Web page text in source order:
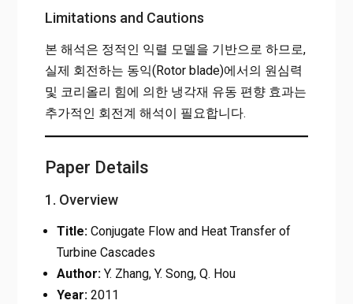
Limitations and Cautions
본 해석은 정적인 익렬 모델을 기반으로 하므로,
실제 회전하는 동익(Rotor blade)에서의 원심력
및 코리올리 힘에 의한 냉각재 유동 편향 효과는
추가적인 회전계 해석이 필요합니다.
Paper Details
1. Overview
Title:Conjugate Flow and Heat Transfer of
Turbine Cascades
Author:Y. Zhang, Y. Song, Q. Hou
Year:2011